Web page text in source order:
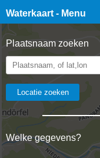
Waterkaart - Menu
Plaatsnaam zoeken
Welke gegevens?
☰ Waterkaart Live